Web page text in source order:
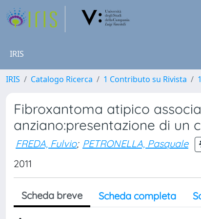
IRIS
IRIS Catalogo Ricerca 1 Contributo su Rivista
Fibroxantoma atipico
anziano:presentazione di un
FREDA, Fulvio; PETRONELLA, Pasquale
2011
Scheda breve Scheda completa